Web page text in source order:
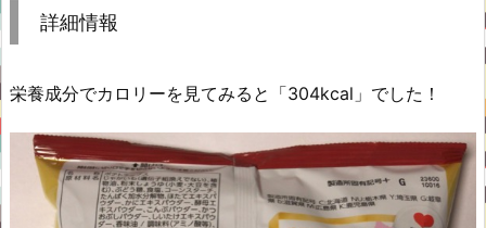
詳細情報
栄養成分でカロリーを見てみると「304kcal」でした！